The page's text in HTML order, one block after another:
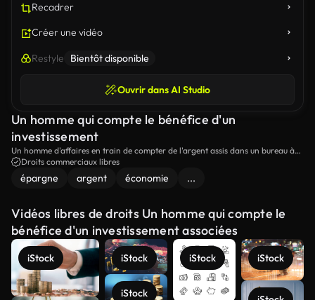
Recadrer
Créer une vidéo
Restyle Bientôt disponible
Ouvrir dans AI Studio
Un homme qui compte le bénéfice d'un
investissement
Un homme d'affaires en train de compter de l'argent assis dans un bureau à
domicile.
Droits commerciaux libres
épargne argent économie ...
Vidéos libres de droits Un homme qui compte le
bénéfice d'un investissement associées
iStock iStock
iStock
iStock iStock